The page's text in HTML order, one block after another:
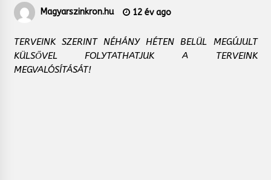
Magyarszinkron.hu 12 év ago
TERVEINK SZERINT NÉHÁNY HÉTEN BELÜL MEGÚJULT
KÜLSŐVEL FOLYTATHATJUK A TERVEINK
MEGVALÓSÍTÁSÁT!